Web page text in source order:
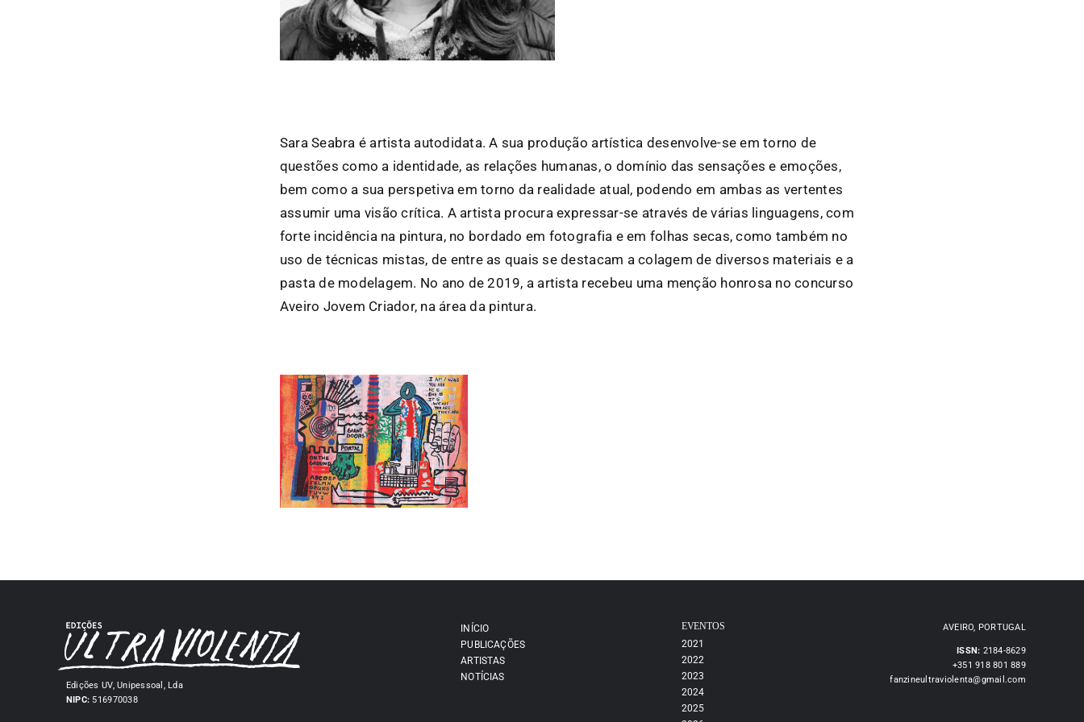
Sara Seabra é artista autodidata. A sua produção artística desenvolve-se em torno de
questões como a identidade, as relações humanas, o domínio das sensações e emoções,
bem como a sua perspetiva em torno da realidade atual, podendo em ambas as vertentes
assumir uma visão crítica. A artista procura expressar-se através de várias linguagens, com
forte incidência na pintura, no bordado em fotografia e em folhas secas, como também no
uso de técnicas mistas, de entre as quais se destacam a colagem de diversos materiais e a
pasta de modelagem. No ano de 2019, a artista recebeu uma menção honrosa no concurso
Aveiro Jovem Criador, na área da pintura.
Edições UV, Unipessoal, Lda
NIPC: 516970038
INÍCIO
PUBLICAÇÕES
ARTISTAS
NOTÍCIAS
EVENTOS
2021
2022
2023
2024
2025
AVEIRO, PORTUGAL
ISSN: 2184-8629
+351 918 801 889
fanzineultraviolenta@gmail.com